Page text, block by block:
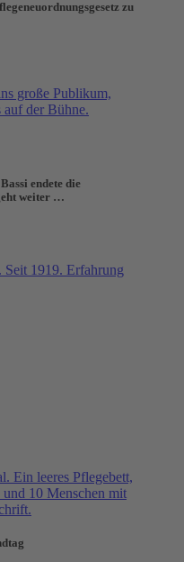
zu
endete die
weiter …